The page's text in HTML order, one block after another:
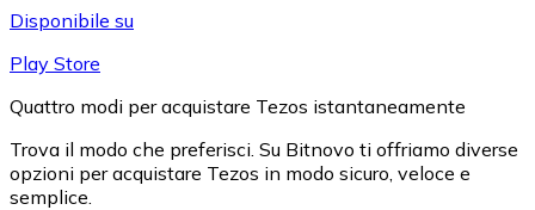
Disponibile su
Play Store
Quattro modi per acquistare Tezos istantaneamente
Trova il modo che preferisci. Su Bitnovo ti offriamo diverse
opzioni per acquistare Tezos in modo sicuro, veloce e
semplice.